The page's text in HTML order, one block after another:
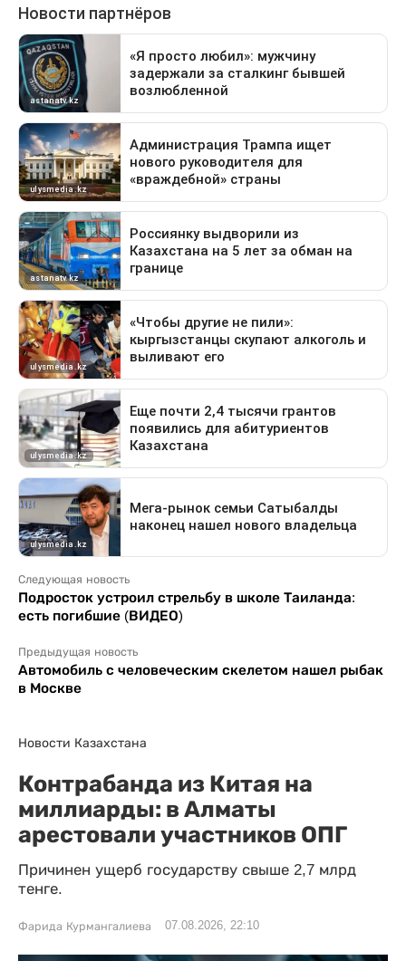
Следующая новость
Подросток устроил стрельбу в школе Таиланда:
есть погибшие (ВИДЕО)
Предыдущая новость
Автомобиль с человеческим скелетом нашел рыбак
в Москве
Новости Казахстана
Контрабанда из Китая на
миллиарды: в Алматы
арестовали участников ОПГ
Причинен ущерб государству свыше 2,7 млрд
тенге.
Фарида Курмангалиева 07.08.2026, 22:10